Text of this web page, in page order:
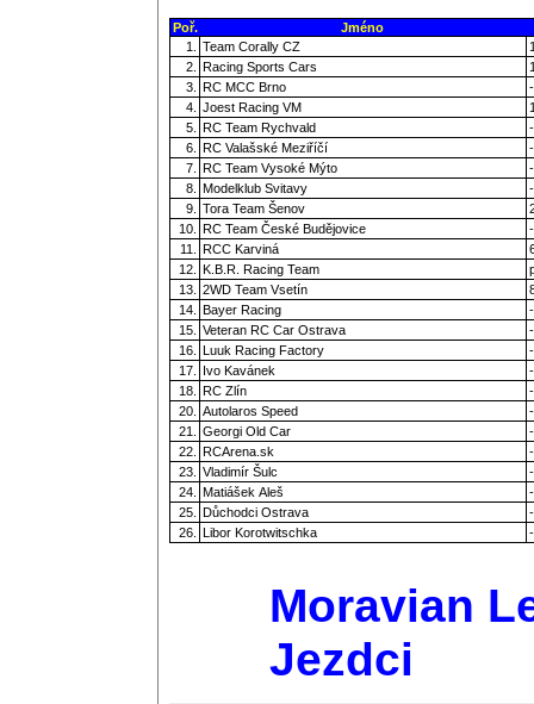
Poř.
Jméno
1.
Team Corally CZ
2.
Racing Sports Cars
3.
RC MCC Brno
-
4.
Joest Racing VM
5.
RC Team Rychvald
-
6.
RC Valašské Meziříčí
-
7.
RC Team Vysoké Mýto
-
8.
Modelklub Svitavy
-
9.
Tora Team Šenov
10.
RC Team České Budějovice
-
11.
RCC Karviná
12.
K.B.R. Racing Team
13.
2WD Team Vsetín
14.
Bayer Racing
-
15.
Veteran RC Car Ostrava
-
16.
Luuk Racing Factory
-
17.
Ivo Kavánek
-
18.
RC Zlín
-
20.
Autolaros Speed
-
21.
Georgi Old Car
-
22.
RCArena.sk
-
23.
Vladimír Šulc
-
24.
Matiášek Aleš
-
25.
Důchodci Ostrava
-
26.
Libor Korotwitschka -
Moravian
Jezdci